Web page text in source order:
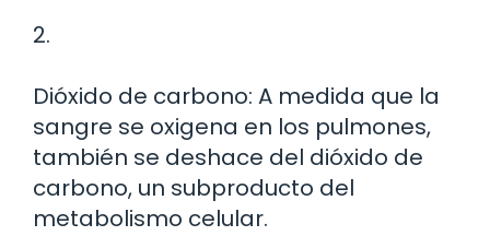
2.
Dióxido de carbono: A medida que la
sangre se oxigena en los pulmones,
también se deshace del dióxido de
carbono, un subproducto del
metabolismo celular.